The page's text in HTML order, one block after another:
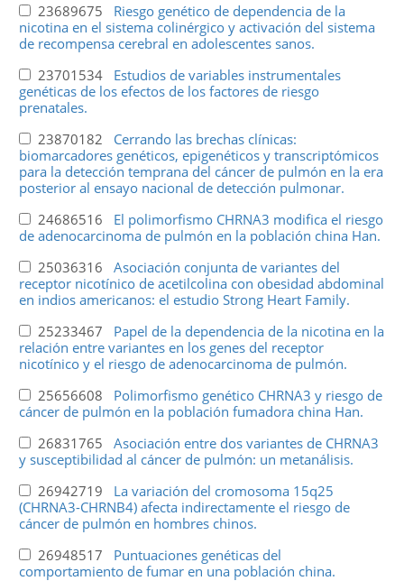
23689675 Riesgo genético de dependencia de la
nicotina en el sistema colinérgico y activación del sistema
de recompensa cerebral en adolescentes sanos.
23701534 Estudios de variables instrumentales
genéticas de los efectos de los factores de riesgo
prenatales.
23870182 Cerrando las brechas clínicas:
biomarcadores genéticos, epigenéticos y transcriptómicos
para la detección temprana del cáncer de pulmón en la era
posterior al ensayo nacional de detección pulmonar.
24686516 El polimorfismo CHRNA3 modifica el riesgo
de adenocarcinoma de pulmón en la población china Han.
25036316 Asociación conjunta de variantes del
receptor nicotínico de acetilcolina con obesidad abdominal
en indios americanos: el estudio Strong Heart Family.
25233467 Papel de la dependencia de la nicotina en la
relación entre variantes en los genes del receptor
nicotínico y el riesgo de adenocarcinoma de pulmón.
25656608 Polimorfismo genético CHRNA3 y riesgo de
cáncer de pulmón en la población fumadora china Han.
26831765 Asociación entre dos variantes de CHRNA3
y susceptibilidad al cáncer de pulmón: un metanálisis.
26942719 La variación del cromosoma 15q25
(CHRNA3-CHRNB4) afecta indirectamente el riesgo de
cáncer de pulmón en hombres chinos.
26948517 Puntuaciones genéticas del
comportamiento de fumar en una población china.